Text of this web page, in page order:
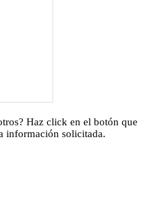
Haz click en el botón que
información solicitada.